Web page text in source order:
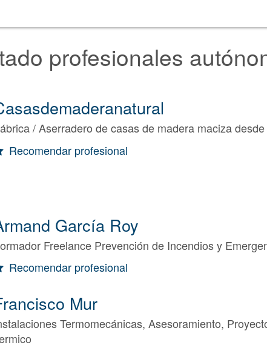
profesionales
/ Aserradero de casas de madera maciza
Recomendar profesional
García Roy
Freelance Prevención de Incendios y
Recomendar profesional
Mur
Termomecánicas, Asesoramiento,